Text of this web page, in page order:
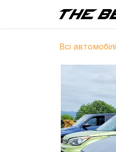
Всі автомобілі